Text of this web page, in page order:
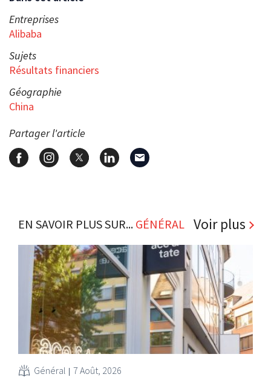
Entreprises
Alibaba
Sujets
Résultats financiers
Géographie
China
Partager l'article
EN SAVOIR PLUS SUR... GÉNÉRAL Voir plus
Général 7 Août, 2026